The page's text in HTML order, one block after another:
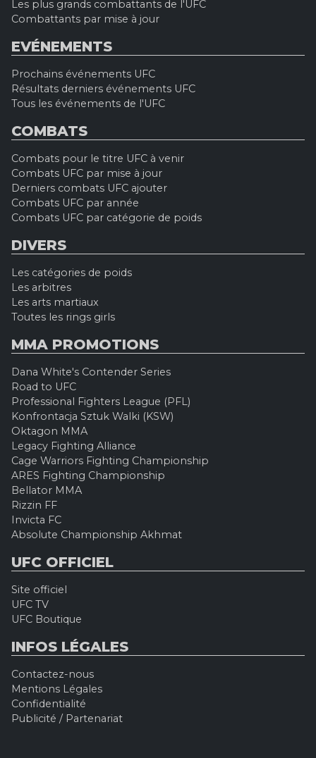
Les plus grands combattants de l'UFC
Combattants par mise à jour
EVÉNEMENTS
Prochains événements UFC
Résultats derniers événements UFC
Tous les événements de l'UFC
COMBATS
Combats pour le titre UFC à venir
Combats UFC par mise à jour
Derniers combats UFC ajouter
Combats UFC par année
Combats UFC par catégorie de poids
DIVERS
Les catégories de poids
Les arbitres
Les arts martiaux
Toutes les rings girls
MMA PROMOTIONS
Dana White's Contender Series
Road to UFC
Professional Fighters League (PFL)
Konfrontacja Sztuk Walki (KSW)
Oktagon MMA
Legacy Fighting Alliance
Cage Warriors Fighting Championship
ARES Fighting Championship
Bellator MMA
Rizzin FF
Invicta FC
Absolute Championship Akhmat
UFC OFFICIEL
Site officiel
UFC TV
UFC Boutique
INFOS LÉGALES
Contactez-nous
Mentions Légales
Confidentialité
Publicité / Partenariat